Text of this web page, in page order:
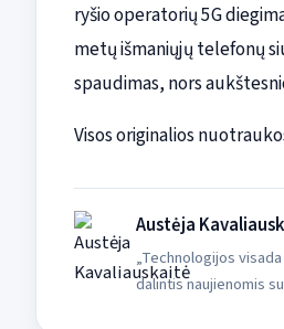
ryšio operatorių 5G
metų išmaniųjų telefonų
spaudimas, nors
Visos originalios
Austėja
„Technologijos
dalintis naujienomis